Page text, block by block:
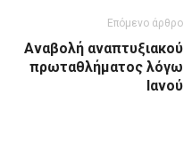
Επόμενο άρθρο
Αναβολή αναπτυξιακού
πρωταθλήματος λόγω
Ιανού